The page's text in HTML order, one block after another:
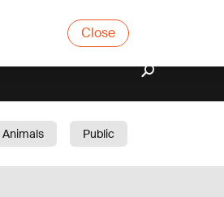
Close
Animals
Public